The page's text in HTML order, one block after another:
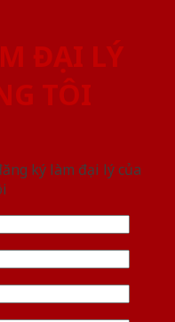
ĐẠI LÝ
TÔI
ký làm đại lý của